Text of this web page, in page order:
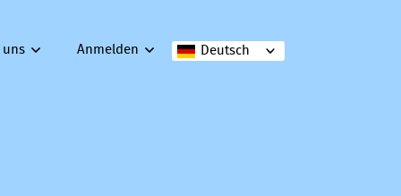
Deutsch
Anmelden